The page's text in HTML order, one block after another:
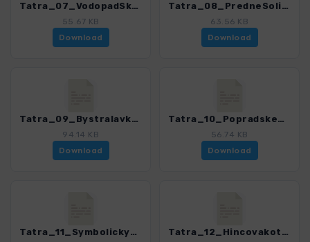
Tatra_07_VodopadSkok_4503_7.gpx
55.67 KB
Download
Tatra_08_PredneSolisko_4503_7.gpx
63.56 KB
Download
Tatra_09_Bystralavka_4503_7.gpx
94.14 KB
Download
Tatra_10_Popradskepleso_4503_7.gpx
56.74 KB
Download
Tatra_11_Symbolickycintorin_4503_7.gpx Tatra_12_Hincovakotlina_4503_7.gpx